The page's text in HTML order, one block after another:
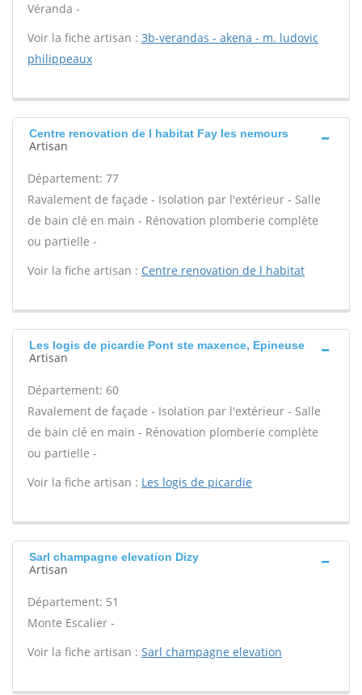
Véranda -
Voir la fiche artisan : 3b-verandas - akena - m. ludovic
philippeaux
Centre renovation de l habitat Fay les nemours
Artisan
Département: 77
Ravalement de façade - Isolation par l'extérieur - Salle
de bain clé en main - Rénovation plomberie complète
ou partielle -
Voir la fiche artisan : Centre renovation de l habitat
Les logis de picardie Pont ste maxence, Epineuse
Artisan
Département: 60
Ravalement de façade - Isolation par l'extérieur - Salle
de bain clé en main - Rénovation plomberie complète
ou partielle -
Voir la fiche artisan : Les logis de picardie
Sarl champagne elevation Dizy
Artisan
Département: 51
Monte Escalier -
Voir la fiche artisan : Sarl champagne elevation